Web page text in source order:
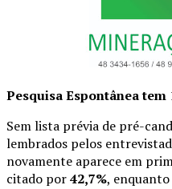
Pesquisa Espontânea
Sem lista prévia de pré-
lembrados pelos
novamente aparece em
citado por42,7%, enquanto